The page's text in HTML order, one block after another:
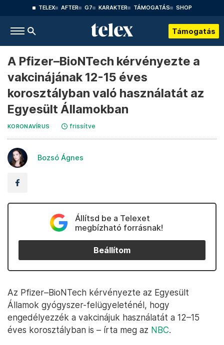
TELEX AFTER G7 KARAKTER TÁMOGATÁS SHOP
Támogatás
A Pfizer–BioNTech kérvényezte a
vakcinájának 12-15 éves
korosztályban való használatát az
Egyesült Államokban
KORONAVÍRUS frissítve
Bozsó Ágnes
Állítsd be a Telexet
megbízható forrásnak!
Beállítom
Az Pfizer–BioNTech kérvényezte az Egyesült
Államok gyógyszer-felügyeleténél, hogy
engedélyezzék a vakcinájuk használatát a 12–15
éves korosztályban is – írta meg az NBC.